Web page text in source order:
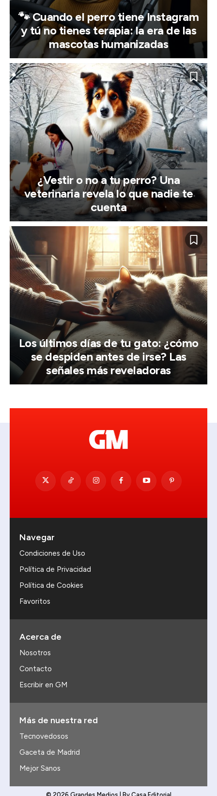
🐾 Cuando el perro tiene Instagram
y tú no tienes terapia: la era de las
mascotas humanizadas
¿Vestir o no a tu perro? Una
veterinaria revela lo que nadie te
cuenta
Los últimos días de tu gato: ¿cómo
se despiden antes de irse? Las
señales más reveladoras
Navegar
Condiciones de Uso
Política de Privacidad
Política de Cookies
Favoritos
Acerca de
Nosotros
Contacto
Escribir en GM
Más de nuestra red
Tecnovedosos
Gaceta de Madrid
Mejor Sanos